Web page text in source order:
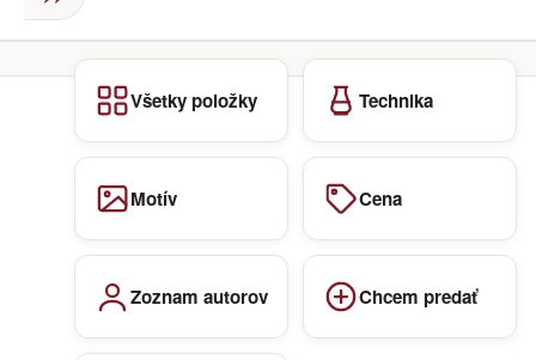
Všetky položky Technika
Motív Cena
Zoznam autorov Chcem predať